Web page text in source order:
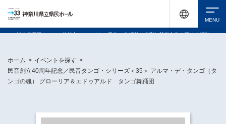
神奈川県民ホールは休館中においても、県内33市町村で多彩な芸術文化を届ける活動
ホーム > イベントを探す >
民音創立40周年記念／民音タンゴ・シリーズ＜35＞ アルマ・デ・タンゴ（タ
ンゴの魂） グローリア＆エドゥアルド タンゴ舞踊団